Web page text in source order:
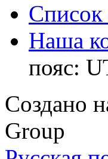
Наша
пояс:
Создано
Group